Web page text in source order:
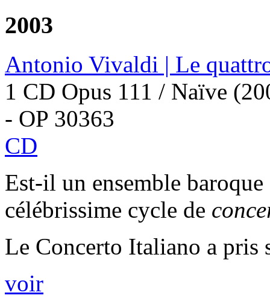
2003
Antonio Vivaldi | Le
1 CD Opus 111 / Naïve
- OP 30363
CD
Est-il un ensemble
célébrissime cycle de
Le Concerto Italiano a pris
voir